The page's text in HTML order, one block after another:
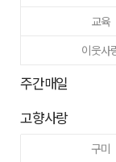
교육
이웃사
주간매일
고향사랑
구미